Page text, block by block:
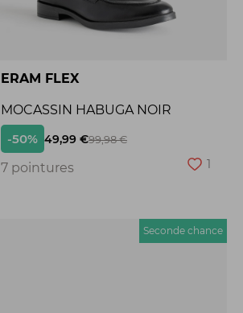
ERAM FLEX
MOCASSIN HABUGA NOIR
-50% 49,99 €99,98 €
7 pointures 1
Seconde chance